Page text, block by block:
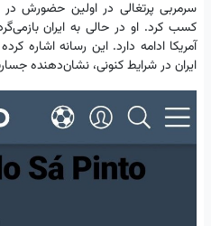
کسب کرد. او در حالی به ایران
آمریکا ادامه دارد. این رسانه اشاره
ایران در شرایط کنونی، نشان‌دهنده